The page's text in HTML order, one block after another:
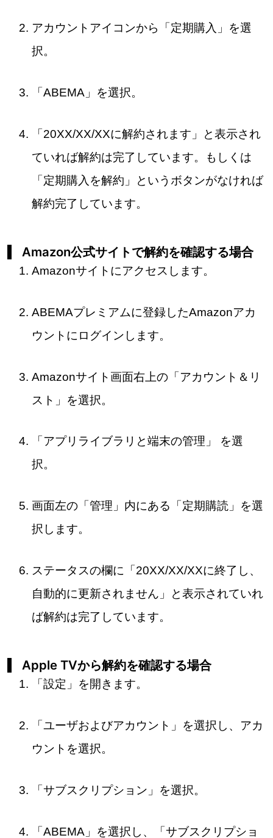
アカウントアイコンから「定期購入」を選
択。
「ABEMA」を選択。
「20XX/XX/XXに解約されます」と表示され
ていれば解約は完了しています。もしくは
「定期購入を解約」というボタンがなければ
解約完了しています。
Amazon公式サイトで解約を確認する場合
Amazonサイトにアクセスします。
ABEMAプレミアムに登録したAmazonアカ
ウントにログインします。
Amazonサイト画面右上の「アカウント＆リ
スト」を選択。
「アプリライブラリと端末の管理」 を選
択。
画面左の「管理」内にある「定期購読」を選
択します。
ステータスの欄に「20XX/XX/XXに終了し、
自動的に更新されません」と表示されていれ
ば解約は完了しています。
Apple TVから解約を確認する場合
「設定」を開きます。
「ユーザおよびアカウント」を選択し、アカ
ウントを選択。
「サブスクリプション」を選択。
「ABEMA」を選択し、「サブスクリプショ